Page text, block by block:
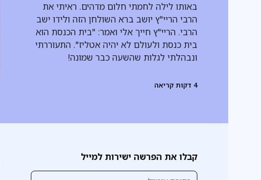
באותו לילה לחמתי חלום מדהים. ראיתי את
הרבי הריי"ץ יושב ברא השולחן הזה ולידו ישב
הרבי. הריי"ץ חייך אלי ואמר: "בית הכנסת הוא
בית כנסת ולעולם לא יהיה אטליז". התעוררתי
ונבהלתי לגלות שהשעה כבר שמונה!
4 דקות קריאה
קבלו את הפרשה ישירות למייל